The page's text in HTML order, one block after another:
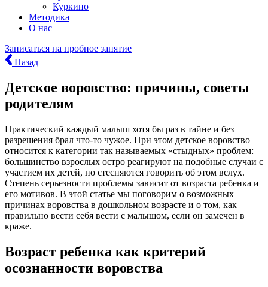
Куркино
Методика
О нас
Записаться на пробное занятие
Назад
Детское воровство: причины, советы
родителям
Практический каждый малыш хотя бы раз в тайне и без
разрешения брал что-то чужое. При этом детское воровство
относится к категории так называемых «стыдных» проблем:
большинство взрослых остро реагируют на подобные случаи с
участием их детей, но стесняются говорить об этом вслух.
Степень серьезности проблемы зависит от возраста ребенка и
его мотивов. В этой статье мы поговорим о возможных
причинах воровства в дошкольном возрасте и о том, как
правильно вести себя вести с малышом, если он замечен в
краже.
Возраст ребенка как критерий
осознанности воровства